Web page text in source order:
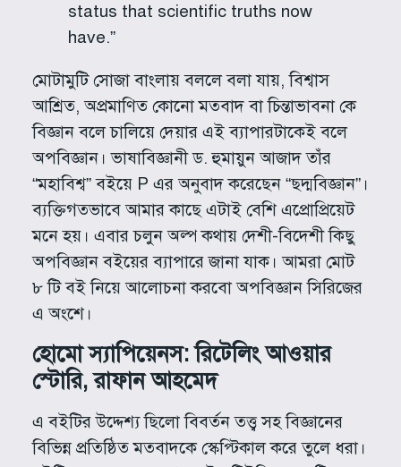
status that scientific truths now
have.”
মোটামুটি সোজা বাংলায় বললে বলা যায়, বিশ্বাস
আশ্রিত, অপ্রমাণিত কোনো মতবাদ বা চিন্তাভাবনা কে
বিজ্ঞান বলে চালিয়ে দেয়ার এই ব্যাপারটাকেই বলে
অপবিজ্ঞান। ভাষাবিজ্ঞানী ড. হুমায়ুন আজাদ তাঁর
“মহাবিশ্ব” বইয়ে P এর অনুবাদ করেছেন “ছদ্মবিজ্ঞান”।
ব্যক্তিগতভাবে আমার কাছে এটাই বেশি এপ্রোপ্রিয়েট
মনে হয়। এবার চলুন অল্প কথায় দেশী-বিদেশী কিছু
অপবিজ্ঞান বইয়ের ব্যাপারে জানা যাক। আমরা মোট
৮ টি বই নিয়ে আলোচনা করবো অপবিজ্ঞান সিরিজের
এ অংশে।
হোমো স্যাপিয়েনস: রিটেলিং আওয়ার
স্টোরি, রাফান আহমেদ
এ বইটির উদ্দেশ্য ছিলো বিবর্তন তত্ত্ব সহ বিজ্ঞানের
বিভিন্ন প্রতিষ্ঠিত মতবাদকে স্কেপ্টিকাল করে তুলে ধরা।